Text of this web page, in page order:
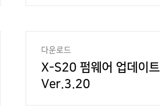
다운로드
X-S20 펌웨어 업데이트
Ver.3.20